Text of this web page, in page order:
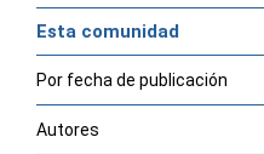
Esta comunidad
Por fecha de publicación
Autores